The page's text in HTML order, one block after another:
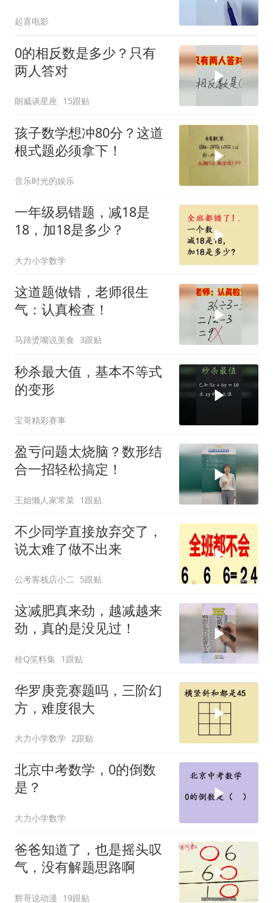
起喜电影
0的相反数是多少？只有
两人答对
朗威谈星座 15跟贴
孩子数学想冲80分？这道
根式题必须拿下！
音乐时光的娱乐
一年级易错题，减18是
18，加18是多少？
大力小学数学
这道题做错，老师很生
气：认真检查！
马蹄烫嘴说美食 3跟贴
秒杀最大值，基本不等式
的变形
宝哥精彩赛事
盈亏问题太烧脑？数形结
合一招轻松搞定！
王姐懒人家常菜 1跟贴
不少同学直接放弃交了，
说太难了做不出来
公考客栈店小二 5跟贴
这减肥真来劲，越减越来
劲，真的是没见过！
栓Q笑料集 1跟贴
华罗庚竞赛题吗，三阶幻
方，难度很大
大力小学数学 2跟贴
北京中考数学，0的倒数
是？
大力小学数学
爸爸知道了，也是摇头叹
气，没有解题思路啊
辉哥说动漫 19跟贴